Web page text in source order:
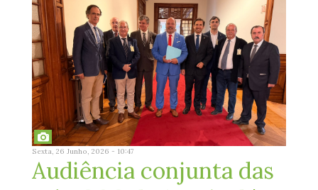
Sexta, 26 Junho, 2026 - 10:47
Audiência conjunta das